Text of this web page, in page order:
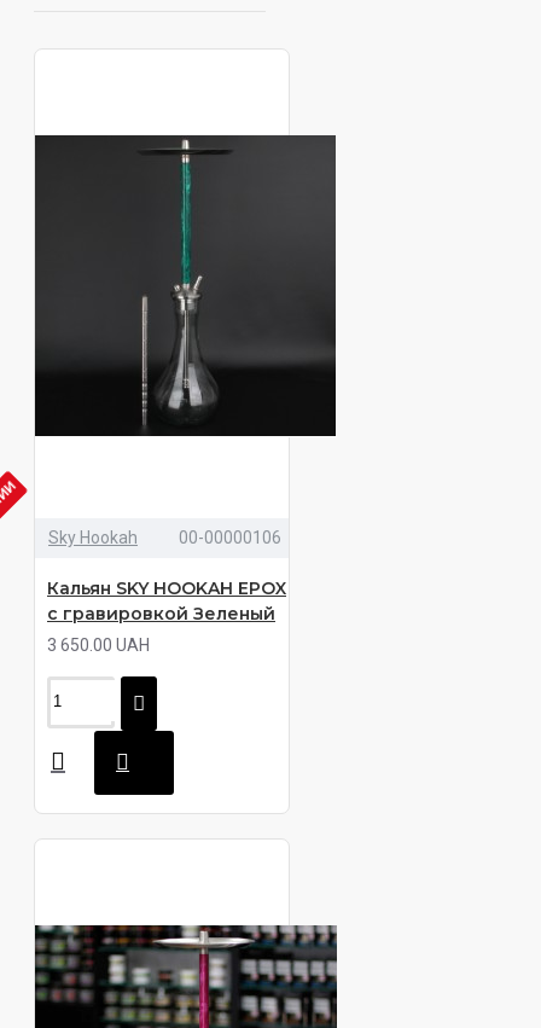
Sky Hookah 00-00000106
Кальян SKY HOOKAH EPOX
с гравировкой Зеленый
3 650.00 UAH